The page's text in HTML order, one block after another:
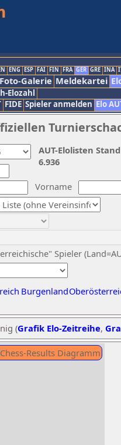
ENG ESP FAI FIN FRA GER GRE INA
Foto-Galerie Meldekartei
Elozahl
FIDE Spieler anmelden Elo
Vorname
Spieler
Burgenland
AUT-Elolisten
6.936
(Grafik Elo-Zeitreihe,